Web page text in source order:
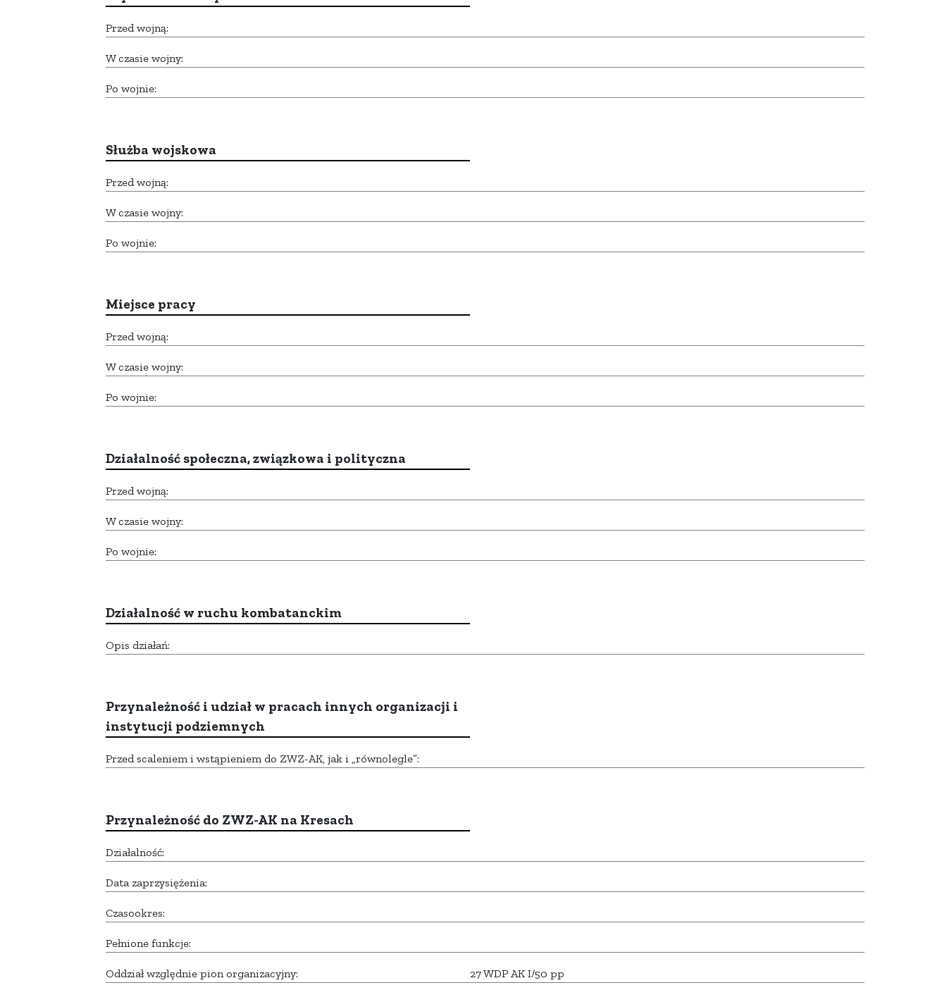
Przed wojną:
W czasie wojny:
Po wojnie:
Służba wojskowa
Przed wojną:
W czasie wojny:
Po wojnie:
Miejsce pracy
Przed wojną:
W czasie wojny:
Po wojnie:
Działalność społeczna, związkowa i polityczna
Przed wojną:
W czasie wojny:
Po wojnie:
Działalność w ruchu kombatanckim
Opis działań:
Przynależność i udział w pracach innych organizacji i
instytucji podziemnych
Przed scaleniem i wstąpieniem do ZWZ-AK, jak i „równolegle”:
Przynależność do ZWZ-AK na Kresach
Działalność:
Data zaprzysiężenia:
Czasookres:
Pełnione funkcje:
Oddział względnie pion organizacyjny: 27 WDP AK I/50 pp